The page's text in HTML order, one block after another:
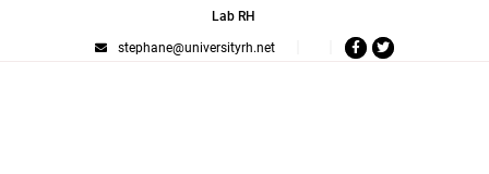
Lab RH
stephane@universityrh.net